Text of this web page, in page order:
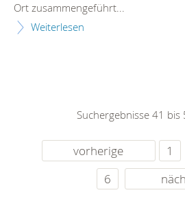
Ort zusammengeführt...
Weiterlesen
Suchergebnisse 41 bis
vorherige 1
6